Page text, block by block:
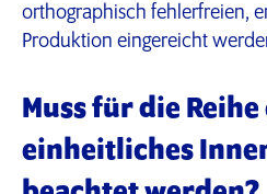
orthographisch fehlerfreien,
Produktion eingereicht
Muss für die Reihe
einheitliches